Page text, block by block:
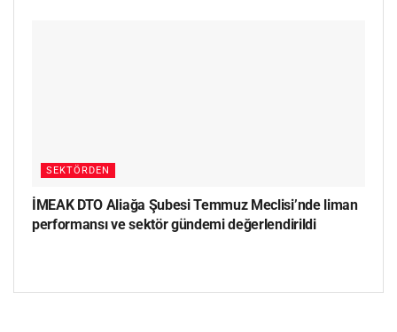
SEKTÖRDEN
İMEAK DTO Aliağa Şubesi Temmuz Meclisi’nde liman
performansı ve sektör gündemi değerlendirildi